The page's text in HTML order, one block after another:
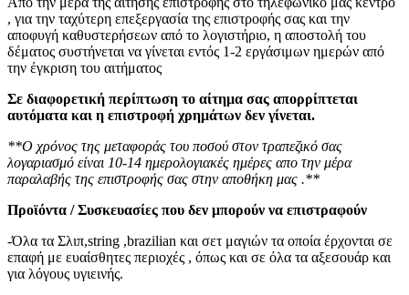
, για την ταχύτερη επεξεργασία της επιστροφής σας και την
αποφυγή καθυστερήσεων από το λογιστήριο, η αποστολή του
δέματος συστήνεται να γίνεται εντός 1-2 εργάσιμων ημερών από
την έγκριση του αιτήματος
Σε διαφορετική περίπτωση το αίτημα σας απορρίπτεται
αυτόματα και η επιστροφή χρημάτων δεν γίνεται.
**Ο χρόνος της μεταφοράς του ποσού στον τραπεζικό σας
λογαριασμό είναι 10-14 ημερολογιακές ημέρες απο την μέρα
παραλαβής της επιστροφής σας στην αποθήκη μας .**
Προϊόντα / Συσκευασίες που δεν μπορούν να επιστραφούν
-Όλα τα Σλιπ,string ,brazilian και σετ μαγιών τα οποία έρχονται σε
επαφή με ευαίσθητες περιοχές , όπως και σε όλα τα αξεσουάρ και
για λόγους υγιεινής.